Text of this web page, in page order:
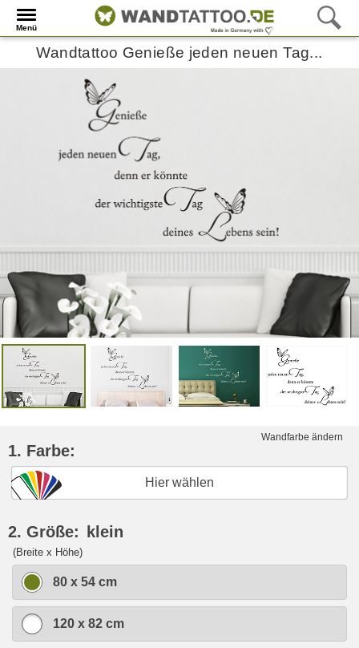
Menü
Wandtattoo Genieße jeden neuen Tag...
Wandfarbe ändern
1. Farbe:
Hier wählen
2. Größe: klein
(Breite x Höhe)
80 x 54 cm
120 x 82 cm